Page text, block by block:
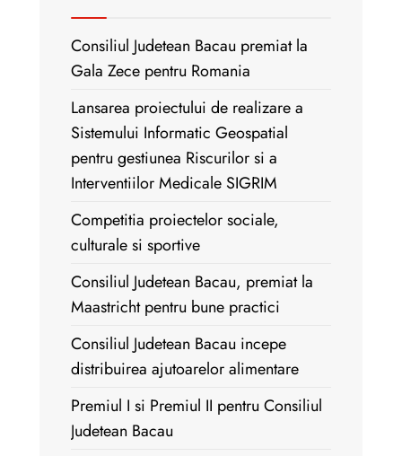
Consiliul Judetean Bacau premiat la
Gala Zece pentru Romania
Lansarea proiectului de realizare a
Sistemului Informatic Geospatial
pentru gestiunea Riscurilor si a
Interventiilor Medicale SIGRIM
Competitia proiectelor sociale,
culturale si sportive
Consiliul Judetean Bacau, premiat la
Maastricht pentru bune practici
Consiliul Judetean Bacau incepe
distribuirea ajutoarelor alimentare
Premiul I si Premiul II pentru Consiliul
Judetean Bacau